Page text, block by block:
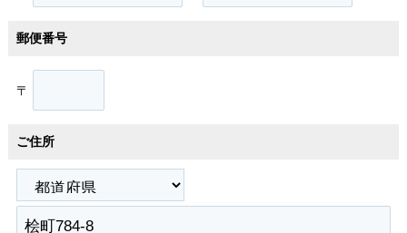
郵便番号
〒
ご住所